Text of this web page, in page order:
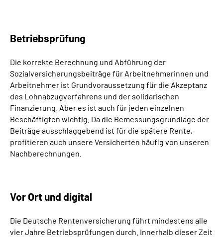
Karriere
Über uns
Online-Services
Inhalte in Gebärdensprache (DGS)
Leichte Sprache
Mein Kundenportal
Betriebsprüfung
Die korrekte Berechnung und Abführung der
Sozialversicherungsbeiträge für Arbeitnehmerinnen und
Arbeitnehmer ist Grundvoraussetzung für die Akzeptanz
des Lohnabzugverfahrens und der solidarischen
Finanzierung. Aber es ist auch für jeden einzelnen
Beschäftigten wichtig. Da die Bemessungsgrundlage der
Beiträge ausschlaggebend ist für die spätere Rente,
profitieren auch unsere Versicherten häufig von unseren
Nachberechnungen.
Vor Ort und digital
Die Deutsche Rentenversicherung führt mindestens alle
vier Jahre Betriebsprüfungen durch. Innerhalb dieser Zeit